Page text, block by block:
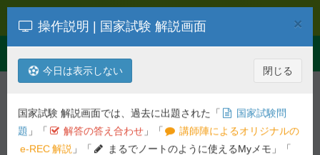
×
操作説明 | 国家試験 解説画面
今日は表示しない 閉じる
国家試験 解説画面では、過去に出題された「
国家試験問
題 」「 解答の答え合わせ 」「
講師陣によるオリジナルの
e-REC解説 」「
まるでノートのように使えるMyメモ」「
過去問解説
navigation
平成29年度 第102回 薬剤師国家試
験問題